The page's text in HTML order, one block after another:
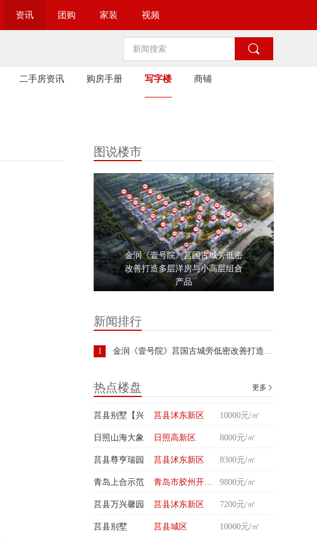
资讯 团购 家装 视频

二手房资讯 购房手册 写字楼 商铺
图说楼市
金润《壹号院》莒国古城旁低密
改善打造多层洋房与小高层组合
产品
新闻排行
1 金润《壹号院》莒国古城旁低密改善打造多层洋房与小
热点楼盘
莒县别墅【兴 莒县沭东新区 10000元/㎡
日照山海大象 日照高新区 8000元/㎡
莒县尊亨瑞园 莒县沭东新区 8300元/㎡
青岛上合示范 青岛市胶州开发区 9800元/㎡
莒县万兴馨园 莒县沭东新区 7200元/㎡
莒县别墅 莒县城区 10000元/㎡
更多 